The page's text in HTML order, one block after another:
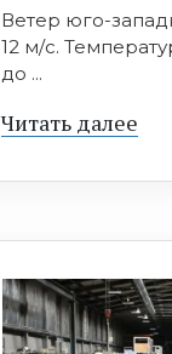
Ветер юго-
12 м/с.
до ...
Читать далее